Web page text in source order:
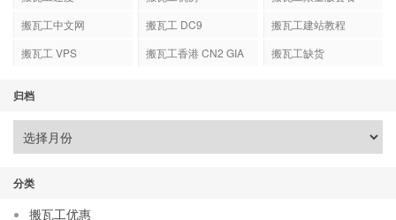
搬瓦工中文网
搬瓦工 DC9
搬瓦工建站教程
搬瓦工 VPS
搬瓦工香港 CN2 GIA 搬瓦工缺货
归档
分类
搬瓦工优惠